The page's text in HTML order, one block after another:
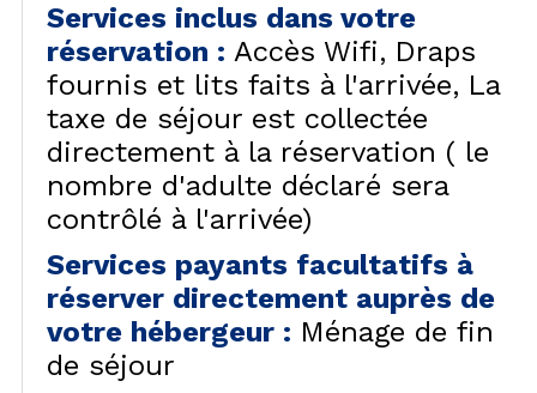
Services inclus dans votre
réservation : Accès Wifi
Draps
fournis et lits faits à l'arrivée
La
taxe de séjour est collectée
directement à la réservation ( le
nombre d'adulte déclaré sera
contrôlé à l'arrivée)
Services payants facultatifs à
réserver directement auprès de
votre hébergeur : Ménage de fin
de séjour